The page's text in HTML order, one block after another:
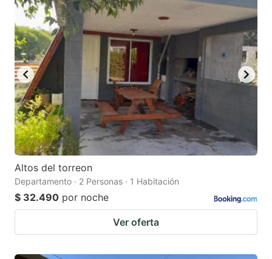
Altos del torreon
Departamento · 2 Personas · 1 Habitación
$ 32.490 por noche
Ver oferta